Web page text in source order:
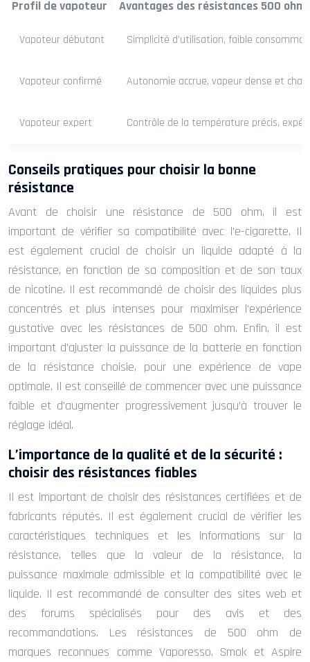
Profil de vapoteur Avantages des résistances 500 ohm
Vapoteur débutant Simplicité d’utilisation, faible
Vapoteur confirmé Autonomie accrue, vapeur dense et
Vapoteur expert Contrôle de la température précis,
Conseils pratiques pour choisir la bonne
résistance
Avant de choisir une résistance de 500 ohm, il est
important de vérifier sa compatibilité avec l’e-cigarette. Il
est également crucial de choisir un liquide adapté à la
résistance, en fonction de sa composition et de son taux
de nicotine. Il est recommandé de choisir des liquides plus
concentrés et plus intenses pour maximiser l’expérience
gustative avec les résistances de 500 ohm. Enfin, il est
important d’ajuster la puissance de la batterie en fonction
de la résistance choisie, pour une expérience de vape
optimale. Il est conseillé de commencer avec une puissance
faible et d’augmenter progressivement jusqu’à trouver le
réglage idéal.
L’importance de la qualité et de la sécurité :
choisir des résistances fiables
Il est important de choisir des résistances certifiées et de
fabricants réputés. Il est également crucial de vérifier les
caractéristiques techniques et les informations sur la
résistance, telles que la valeur de la résistance, la
puissance maximale admissible et la compatibilité avec le
liquide. Il est recommandé de consulter des sites web et
des forums spécialisés pour des avis et des
recommandations. Les résistances de 500 ohm de
marques reconnues comme Vaporesso, Smok et Aspire